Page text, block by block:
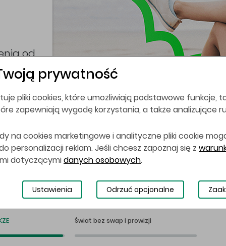
Świat bez swap i prowizji
prywatność
pliki cookies, które umożliwiają podstawowe funkcje,
zapewniają wygodę korzystania, a także analizujące
na cookies marketingowe i analityczne pliki cookie
personalizacji reklam. Jeśli chcesz zapoznaj się z
dotyczącymidanych osobowych.
Ustawienia Odrzuć opcjonalne